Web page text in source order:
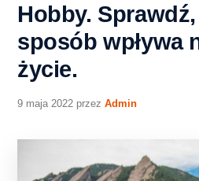
Hobby.
sposób wpływa
życie.
9 maja 2022 przez Admin